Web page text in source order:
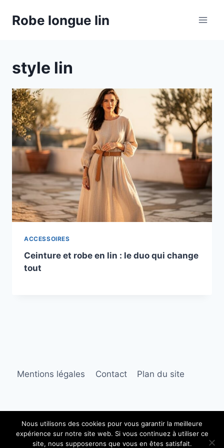
Robe longue lin
style lin
ACCESSOIRES
Ceinture et robe en lin : le duo qui change
tout
Mentions légales Contact Plan du site
© 2026 Robe longue lin
Nous utilisons des cookies pour vous garantir la meilleure
expérience sur notre site web. Si vous continuez à utiliser ce
site, nous supposerons que vous en êtes satisfait.